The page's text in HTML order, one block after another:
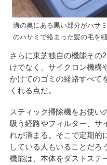
溝の奥にある黒い部分がハサ
のハサミで絡まった髪の毛を
さらに東芝独自の機能その
けでなく、サイクロン機構
かけてのゴミの経路すべて
くれる点だ。
スティック掃除機をお使い
吸う経路やフィルター、サ
れが溜まる。そこで定期的
している人もいることだろ
機能は、本体をダストステ